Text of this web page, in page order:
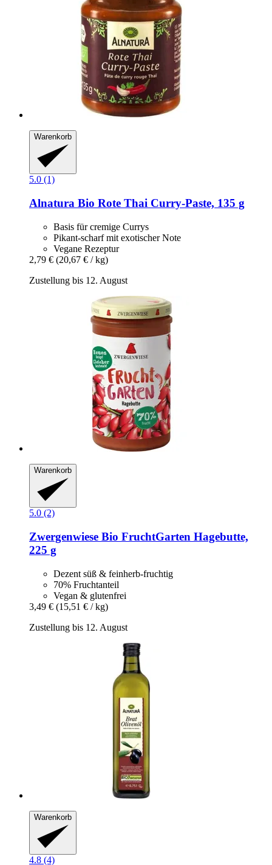
Warenkorb
5.0 (1)
Alnatura Bio Rote Thai Curry-​Paste, 135 g
Basis für cremige Currys
Pikant-scharf mit exotischer Note
Vegane Rezeptur
2,79 € (20,67 € / kg)
Zustellung bis 12. August
Warenkorb
5.0 (2)
Zwergenwiese Bio FruchtGarten Hagebutte,
225 g
Dezent süß & feinherb-fruchtig
70% Fruchtanteil
Vegan & glutenfrei
3,49 € (15,51 € / kg)
Zustellung bis 12. August
Warenkorb
4.8 (4)